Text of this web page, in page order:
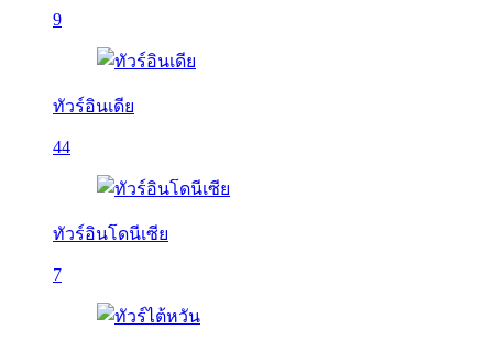
9
ทัวร์อินเดีย
44
ทัวร์อินโดนีเซีย
7